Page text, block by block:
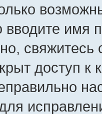
вводите имя
доступ к